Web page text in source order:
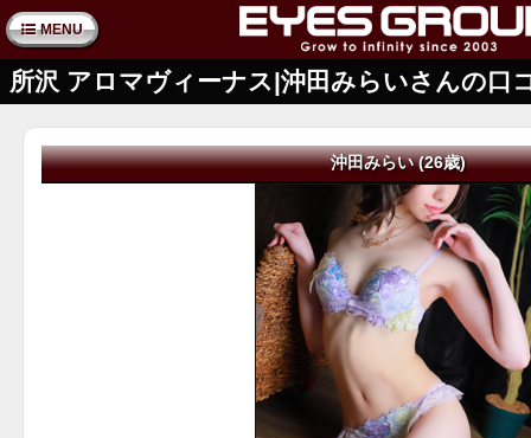
MENU
所沢 アロマヴィーナス|沖田みらいさんの口
沖田みらい (26歳)